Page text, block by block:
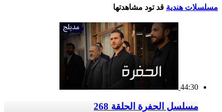
مسلسلات هندية قد تود مشاهدتها
44:30
مسلسل الحفرة الحلقة 268